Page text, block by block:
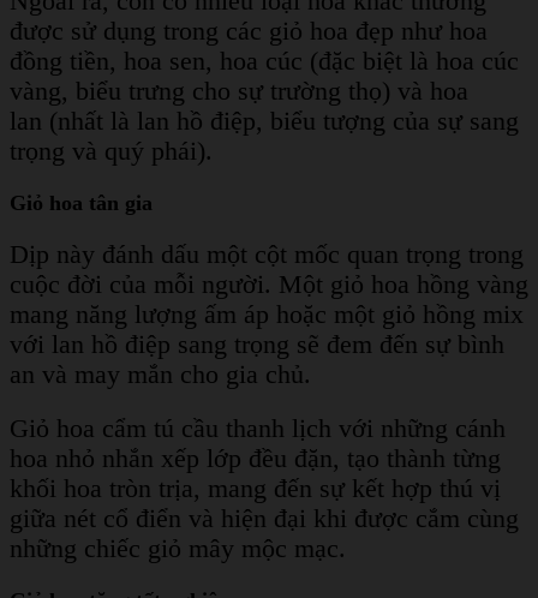
được sử dụng trong các giỏ hoa đẹp như hoa
đồng tiền, hoa sen, hoa cúc (đặc biệt là hoa cúc
vàng, biểu trưng cho sự trường thọ) và hoa
lan (nhất là lan hồ điệp, biểu tượng của sự sang
trọng và quý phái).
Giỏ hoa tân gia
Dịp này đánh dấu một cột mốc quan trọng trong
cuộc đời của mỗi người. Một giỏ hoa hồng vàng
mang năng lượng ấm áp hoặc một giỏ hồng mix
với lan hồ điệp sang trọng sẽ đem đến sự bình
an và may mắn cho gia chủ.
Giỏ hoa cẩm tú cầu thanh lịch với những cánh
hoa nhỏ nhắn xếp lớp đều đặn, tạo thành từng
khối hoa tròn trịa, mang đến sự kết hợp thú vị
giữa nét cổ điển và hiện đại khi được cắm cùng
những chiếc giỏ mây mộc mạc.